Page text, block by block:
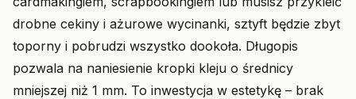
drobne cekiny i ażurowe wycinanki, sztyft będzie zbyt
toporny i pobrudzi wszystko dookoła. Długopis
pozwala na naniesienie kropki kleju o średnicy
mniejszej niż 1 mm. To inwestycja w estetykę – brak